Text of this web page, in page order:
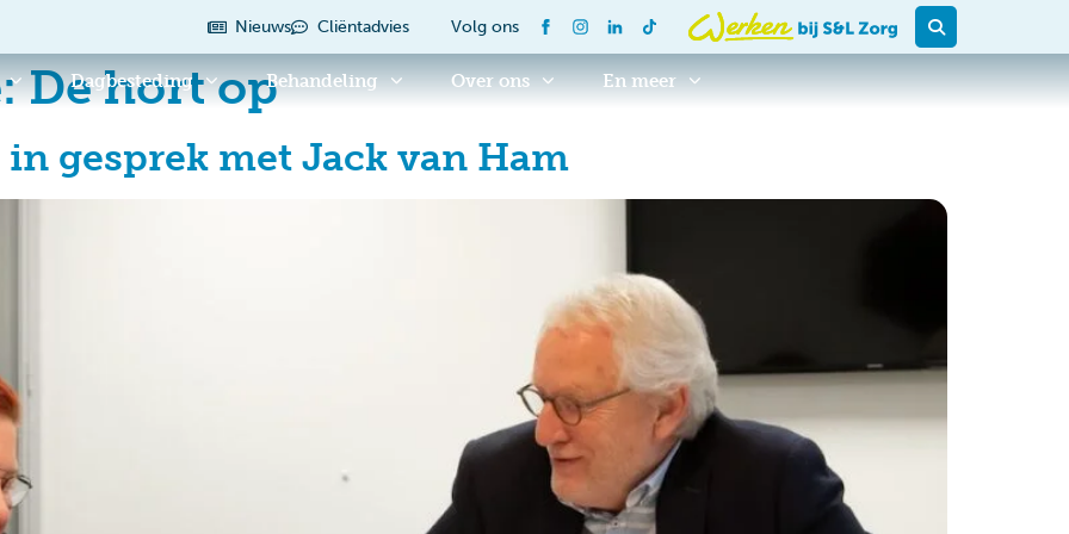
Nieuws Cliëntadvies Volg ons
Dagbesteding Behandeling Over ons En meer
De hort op
gesprek met Jack van Ham